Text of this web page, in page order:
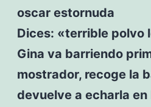
oscar estornuda
Dices: «terrible polvo
Gina va barriendo
mostrador, recoge la
devuelve a echarla